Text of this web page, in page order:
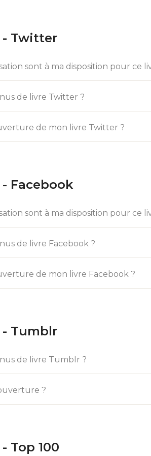
- Twitter
sont à ma disposition pour ce
de livre Twitter ?
de mon livre Twitter ?
Facebook
sont à ma disposition pour ce
de livre Facebook ?
de mon livre Facebook ?
Tumblr
de livre Tumblr ?
?
Top 100